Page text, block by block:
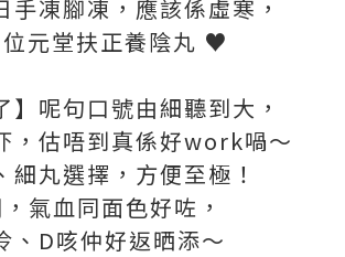
手凍腳凍，應該係虛寒，
元堂扶正養陰丸 ♥
】呢句口號由細聽到大，
，估唔到真係好work喎～
細丸選擇，方便至極！
氣血同面色好咗，
、D咳仲好返晒添～